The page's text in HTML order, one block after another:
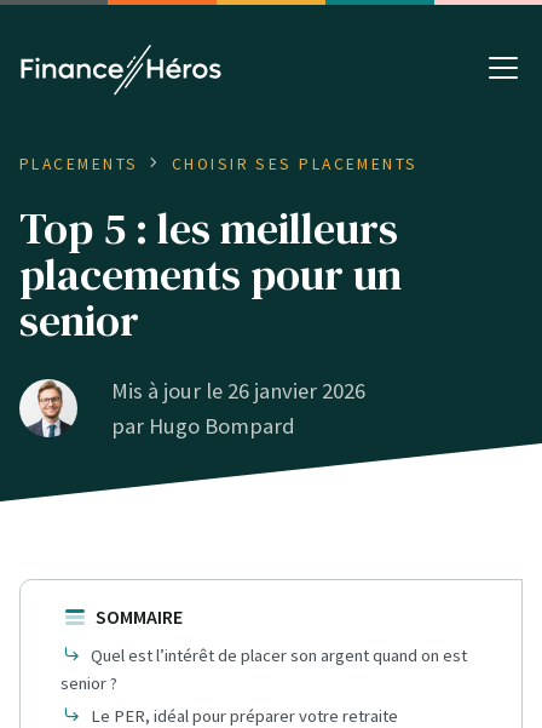
PLACEMENTS CHOISIR SES PLACEMENTS
Top 5 : les meilleurs
placements pour un
senior
Mis à jour le 26 janvier 2026
par Hugo Bompard
SOMMAIRE
Quel est l’intérêt de placer son argent quand on est
senior ?
Le PER, idéal pour préparer votre retraite